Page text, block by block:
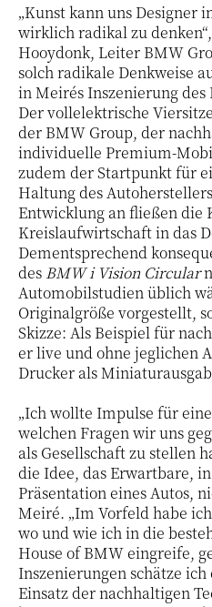
„Kunst kann uns Designer
wirklich radikal zu
Hooydonk, Leiter BMW
solch radikale Denkweise
in Meirés Inszenierung
Der vollelektrische
der BMW Group, der
individuelle Premium-
zudem der Startpunkt für
Haltung des
Entwicklung an fließen die
Kreislaufwirtschaft in das
Dementsprechend
des BMW i Vision Circular
Automobilstudien üblich
Originalgröße vorgestellt,
Skizze: Als Beispiel für
er live und ohne jeglichen
Drucker als
„Ich wollte Impulse für
welchen Fragen wir uns
als Gesellschaft zu stellen
die Idee, das Erwartbare,
Präsentation eines Autos,
Meiré. „Im Vorfeld habe
wo und wie ich in die
House of BMW eingreife,
Inszenierungen schätze ich
Einsatz der nachhaltigen